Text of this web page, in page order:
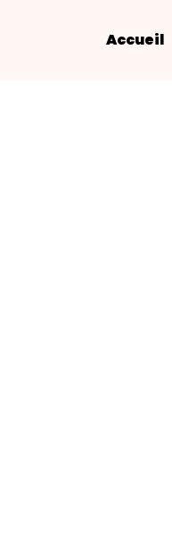
Accueil